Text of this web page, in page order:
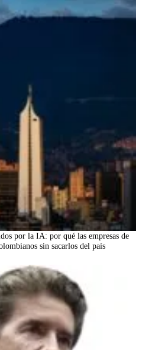
por la IA: por qué las empresas de
sin sacarlos del país